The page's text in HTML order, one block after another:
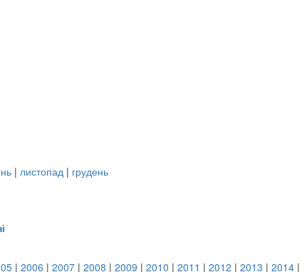
| листопад| грудень
| 2006 | 2007| 2008 | 2009 | 2010 | 2011 | 2012 | 2013 | 2014|